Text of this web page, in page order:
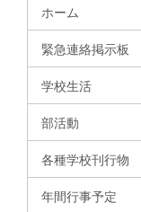
ホーム
緊急連絡掲示板
学校生活
部活動
各種学校刊行物
年間行事予定